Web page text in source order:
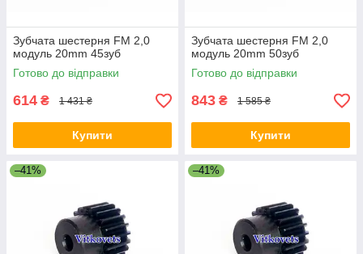
Зубчата шестерня FM 2,0
модуль 20mm 45зуб
Готово до відправки
614 ₴ 1 431 ₴
Купити
Зубчата шестерня FM 2,0
модуль 20mm 50зуб
Готово до відправки
843 ₴ 1 585 ₴
Купити
–41% –41%